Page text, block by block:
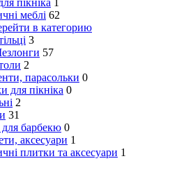
пікніка 1
меблі 62
в категорию
3
57
2
парасольки 0
для пікніка 0
2
31
барбекю 0
аксесуари 1
плитки та аксесуари 1